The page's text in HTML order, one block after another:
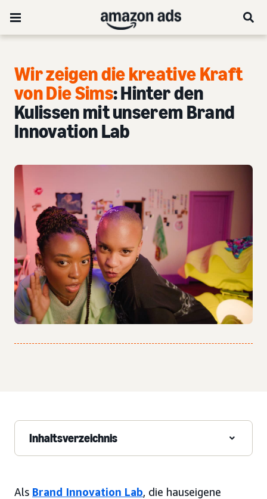
Wir zeigen die kreative Kraft
von Die Sims: Hinter den
Kulissen mit unserem Brand
Innovation Lab
Inhaltsverzeichnis
Als Brand Innovation Lab, die hauseigene